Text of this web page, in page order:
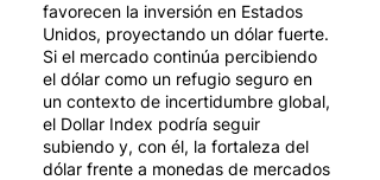
favorecen la inversión en Estados
Unidos, proyectando un dólar fuerte.
Si el mercado continúa percibiendo
el dólar como un refugio seguro en
un contexto de incertidumbre global,
el Dollar Index podría seguir
subiendo y, con él, la fortaleza del
dólar frente a monedas de mercados